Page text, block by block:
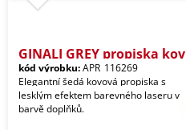
GINALI GREY propiska kov
kód výrobku:APR_116269
Elegantní šedá kovová propiska s
lesklým efektem barevného laseru v
barvě doplňků.